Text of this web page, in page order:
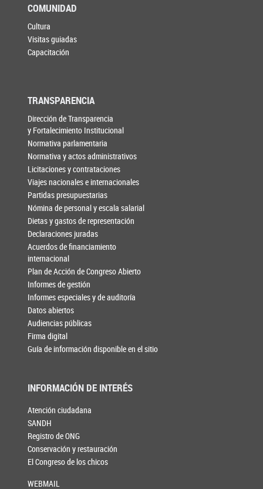
COMUNIDAD
Cultura
Visitas guiadas
Capacitación
TRANSPARENCIA
Dirección de Transparencia
y Fortalecimiento Institucional
Normativa parlamentaria
Normativa y actos administrativos
Licitaciones y contrataciones
Viajes nacionales e internacionales
Partidas presupuestarias
Nómina de personal y escala salarial
Dietas y gastos de representación
Declaraciones juradas
Acuerdos de financiamiento
internacional
Plan de Acción de Congreso Abierto
Informes de gestión
Informes especiales y de auditoría
Datos abiertos
Audiencias públicas
Firma digital
Guía de información disponible en el sitio
INFORMACIÓN DE INTERÉS
Atención ciudadana
SANDH
Registro de ONG
Conservación y restauración
El Congreso de los chicos
WEBMAIL